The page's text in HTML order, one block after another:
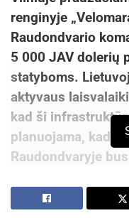
renginyje
Raudondvario
5 000 JAV dolerių
statyboms.
aktyvaus
kad ši
planuojama, kad
Raudondvaryje
Nors ekstremalaus